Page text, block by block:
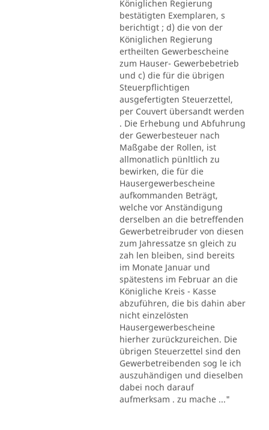
Königlichen Regierung
bestätigten Exemplaren, s
berichtigt ; d) die von der
Königlichen Regierung
ertheilten Gewerbescheine
zum Hauser- Gewerbebetrieb
und c) die für die übrigen
Steuerpflichtigen
ausgefertigten Steuerzettel,
per Couvert übersandt werden
. Die Erhebung und Abfuhrung
der Gewerbesteuer nach
Maßgabe der Rollen, ist
allmonatlich pünltlich zu
bewirken, die für die
Hausergewerbescheine
aufkommanden Beträgt,
welche vor Anständigung
derselben an die betreffenden
Gewerbetreibruder von diesen
zum Jahressatze sn gleich zu
zah len bleiben, sind bereits
im Monate Januar und
spätestens im Februar an die
Königliche Kreis - Kasse
abzuführen, die bis dahin aber
nicht einzelösten
Hausergewerbescheine
hierher zurückzureichen. Die
übrigen Steuerzettel sind den
Gewerbetreibenden sog le ich
auszuhändigen und dieselben
dabei noch darauf
aufmerksam . zu mache ..."